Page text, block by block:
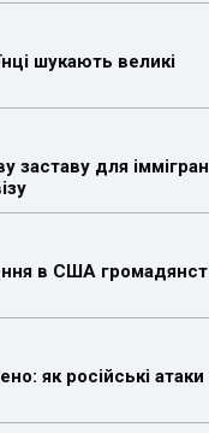
шукають великі
для
в США
як російські атаки